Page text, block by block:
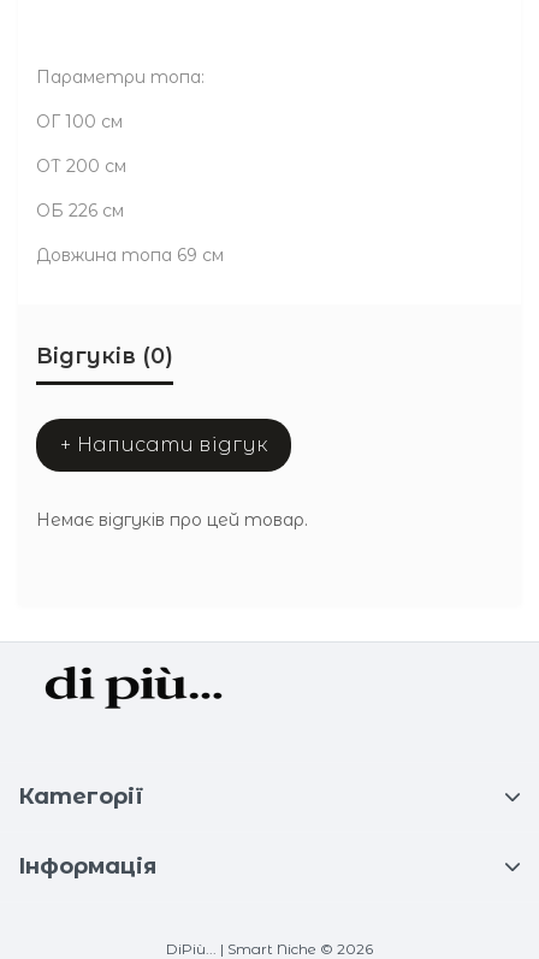
Параметри топа:
ОГ 100 см
ОТ 200 см
ОБ 226 см
Довжина топа 69 см
Відгуків (0)
+ Написати відгук
Немає відгуків про цей товар.
Категорії
Інформація
DiPiù... | Smart Niche © 2026